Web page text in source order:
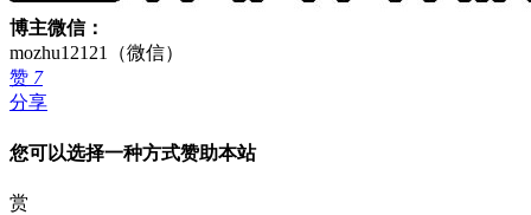
博主微信：
mozhu12121（微信）
赞 7
分享
您可以选择一种方式赞助本站
赏